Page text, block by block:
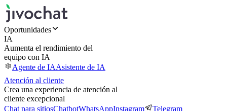
Oportunidades
IA
Aumenta el rendimiento del
equipo con IA
Agente de IAAsistente de IA
Atención al cliente
Crea una experiencia de atención al
cliente excepcional
Chat para sitiosChatbotWhatsAppInstagram Telegram